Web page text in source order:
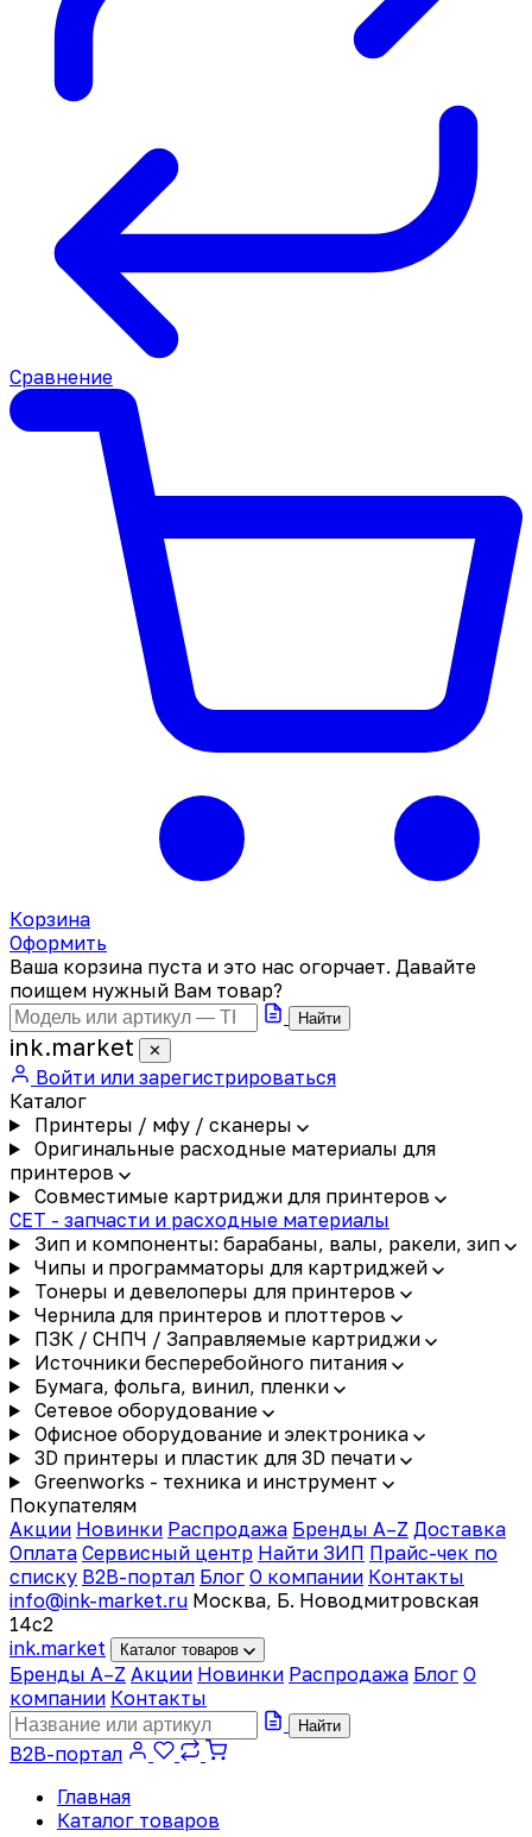
Сравнение
Корзина
Оформить
Ваша корзина пуста и это нас огорчает. Давайте
поищем нужный Вам товар?
Найти
ink.market ✕
Войти или зарегистрироваться
Каталог
Принтеры / мфу / сканеры
Оригинальные расходные материалы для
принтеров
Совместимые картриджи для принтеров
CET - запчасти и расходные материалы
Зип и компоненты: барабаны, валы, ракели, зип
Чипы и программаторы для картриджей
Тонеры и девелоперы для принтеров
Чернила для принтеров и плоттеров
ПЗК / СНПЧ / Заправляемые картриджи
Источники бесперебойного питания
Бумага, фольга, винил, пленки
Сетевое оборудование
Офисное оборудование и электроника
3D принтеры и пластик для 3D печати
Greenworks - техника и инструмент
Покупателям
Акции Новинки Распродажа Бренды A–Z Доставка
Оплата Сервисный центр Найти ЗИП Прайс-чек по
списку B2B-портал Блог О компании Контакты
info@ink-market.ru Москва, Б. Новодмитровская
14с2
ink.market Каталог товаров
Бренды A–Z Акции Новинки Распродажа Блог О
компании Контакты
Найти
B2B-портал
Главная
Каталог товаров